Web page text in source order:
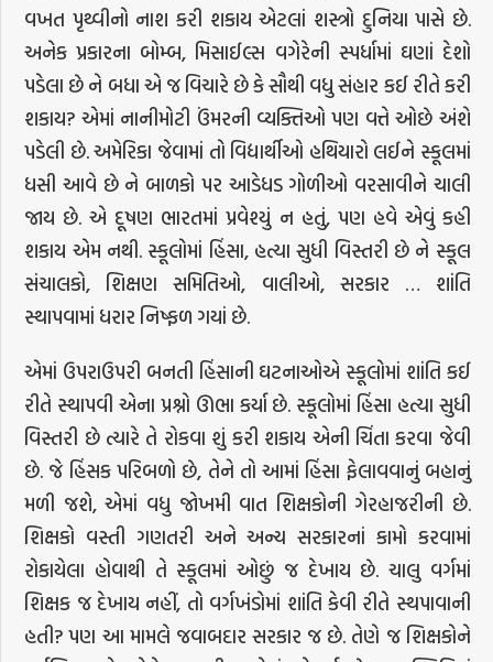
વખત પૃથ્વીનો નાશ કરી શકાય એટલાં શસ્ત્રો દુનિયા પાસે છે.
અનેક પ્રકારના બોમ્બ, મિસાઈલ્સ વગેરેની સ્પર્ધામાં ઘણાં દેશો
પડેલા છે ને બધા એ જ વિચારે છે કે સૌથી વધુ સંહાર કઈ રીતે કરી
શકાય? એમાં નાનીમોટી ઉંમરની વ્યક્તિઓ પણ વત્તે ઓછે અંશે
પડેલી છે. અમેરિકા જેવામાં તો વિદ્યાર્થીઓ હથિયારો લઈને સ્કૂલમાં
ધસી આવે છે ને બાળકો પર આડેધડ ગોળીઓ વરસાવીને ચાલી
જાય છે. એ દૂષણ ભારતમાં પ્રવેશ્યું ન હતું, પણ હવે એવું કહી
શકાય એમ નથી. સ્કૂલોમાં હિંસા, હત્યા સુધી વિસ્તરી છે ને સ્કૂલ
સંચાલકો, શિક્ષણ સમિતિઓ, વાલીઓ, સરકાર … શાંતિ
સ્થાપવામાં ધરાર નિષ્ફળ ગયાં છે.
એમાં ઉપરાઉપરી બનતી હિંસાની ઘટનાઓએ સ્કૂલોમાં શાંતિ કઈ
રીતે સ્થાપવી એના પ્રશ્નો ઊભા કર્યા છે. સ્કૂલોમાં હિંસા હત્યા સુધી
વિસ્તરી છે ત્યારે તે રોકવા શું કરી શકાય એની ચિંતા કરવા જેવી
છે. જે હિંસક પરિબળો છે, તેને તો આમાં હિંસા ફેલાવવાનું બહાનું
મળી જશે, એમાં વધુ જોખમી વાત શિક્ષકોની ગેરહાજરીની છે.
શિક્ષકો વસ્તી ગણતરી અને અન્ય સરકારનાં કામો કરવામાં
રોકાયેલા હોવાથી તે સ્કૂલમાં ઓછું જ દેખાય છે. ચાલુ વર્ગમાં
શિક્ષક જ દેખાય નહીં, તો વર્ગખંડોમાં શાંતિ કેવી રીતે સ્થપાવાની
હતી? પણ આ મામલે જવાબદાર સરકાર જ છે. તેણે જ શિક્ષકોને